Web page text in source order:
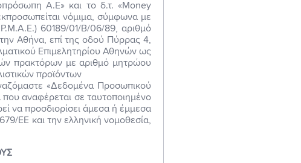
Α.Ε» και το δ.τ. «Money
νόμιμα, σύμφωνα με
60189/01/Β/06/89, αριθμό
Αθήνα, επί της οδού Πύρρας 4,
Επιμελητηρίου Αθηνών ως
πρακτόρων με αριθμό μητρώου
προϊόντων
«Δεδομένα Προσωπικού
αναφέρεται σε ταυτοποιημένο
να προσδιορίσει άμεσα ή έμμεσα
ΕΕ και την ελληνική νομοθεσία,